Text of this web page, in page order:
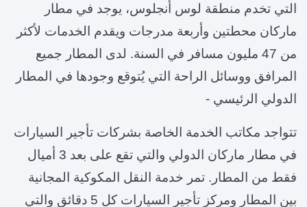
التي تخدم منطقة لوس أنجلوس، يوجد في مطار
ماركان محطتين وأربعة مدرجات ويقدم الخدمات لأكثر
من 47 مليون مسافر في السنة. لدى المطار جميع
المرافق ووسائل الراحة التي يُتوقع وجودها في المطار
الدولي الرئيسي -
تتواجد مكاتب الخدمة الخاصة بشركات تأجير السيارات
في مطار ماركان الدولي والتي تقع على بعد 3 أميال
فقط من المطار. تمر خدمة النقل المكوكية المجانية
بين المطار ومركز تأجير السيارات كل 5 دقائق والتي